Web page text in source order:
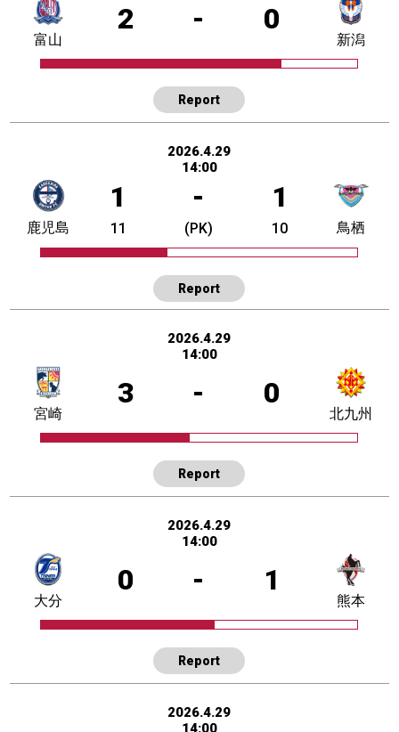
2 - 0
富山 新潟
Report
2026.4.29
14:00
1 - 1
鹿児島 11 (PK) 10 鳥栖
Report
2026.4.29
14:00
3 - 0
宮崎 北九州
Report
2026.4.29
14:00
0 - 1
大分 熊本
Report
2026.4.29
14:00